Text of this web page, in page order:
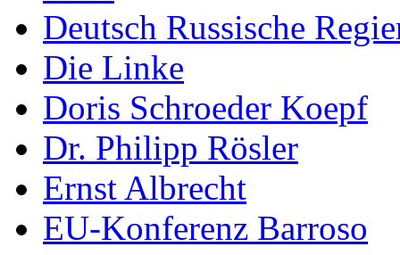
Deutsch Russische
Die Linke
Doris Schroeder Koepf
Dr. Philipp Rösler
Ernst Albrecht
EU-Konferenz Barroso